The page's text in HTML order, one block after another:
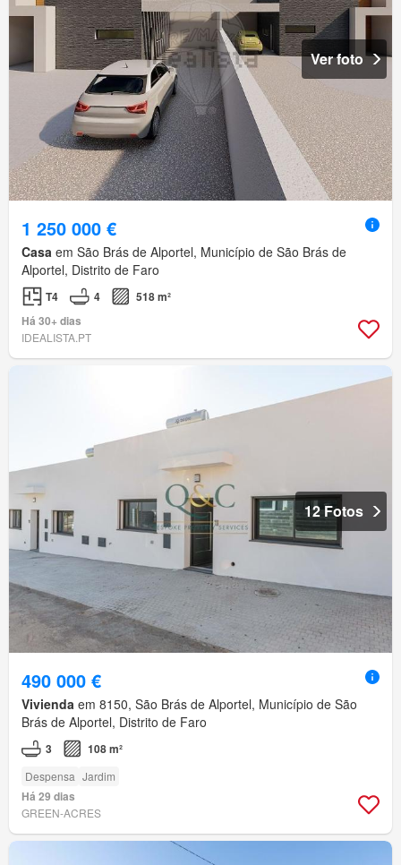
Ver foto
1 250 000 €
Casa em São Brás de Alportel, Município de São Brás de
Alportel, Distrito de Faro
T4 4
518 m²
Há 30+ dias
IDEALISTA.PT
12 Fotos
490 000 €
Vivienda em 8150, São Brás de Alportel, Município de São
Brás de Alportel, Distrito de Faro
3 108 m²
Despensa Jardim
Há 29 dias
GREEN-ACRES